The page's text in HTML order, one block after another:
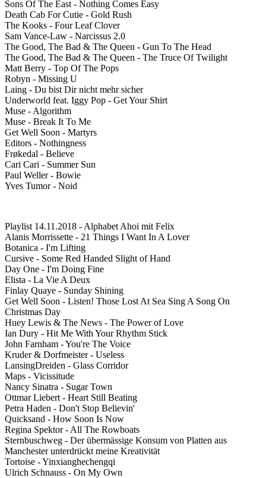
Sons Of The East - Nothing Comes Easy
Death Cab For Cutie - Gold Rush
The Kooks - Four Leaf Clover
Sam Vance-Law - Narcissus 2.0
The Good, The Bad & The Queen - Gun To The Head
The Good, The Bad & The Queen - The Truce Of Twilight
Matt Berry - Top Of The Pops
Robyn - Missing U
Laing - Du bist Dir nicht mehr sicher
Underworld feat. Iggy Pop - Get Your Shirt
Muse - Algorithm
Muse - Break It To Me
Get Well Soon - Martyrs
Editors - Nothingness
Frøkedal - Believe
Cari Cari - Summer Sun
Paul Weller - Bowie
Yves Tumor - Noid
Playlist 14.11.2018 - Alphabet Ahoi mit Felix
Alanis Morrissette - 21 Things I Want In A Lover
Botanica - I'm Lifting
Cursive - Some Red Handed Slight of Hand
Day One - I'm Doing Fine
Elista - La Vie A Deux
Finlay Quaye - Sunday Shining
Get Well Soon - Listen! Those Lost At Sea Sing A Song On
Christmas Day
Huey Lewis & The News - The Power of Love
Ian Dury - Hit Me With Your Rhythm Stick
John Farnham - You're The Voice
Kruder & Dorfmeister - Useless
LansingDreiden - Glass Corridor
Maps - Vicissitude
Nancy Sinatra - Sugar Town
Ottmar Liebert - Heart Still Beating
Petra Haden - Don't Stop Believin'
Quicksand - How Soon Is Now
Regina Spektor - All The Rowboats
Sternbuschweg - Der übermässige Konsum von Platten aus
Manchester unterdrückt meine Kreativität
Tortoise - Yinxianghechengqi
Ulrich Schnauss - On My Own